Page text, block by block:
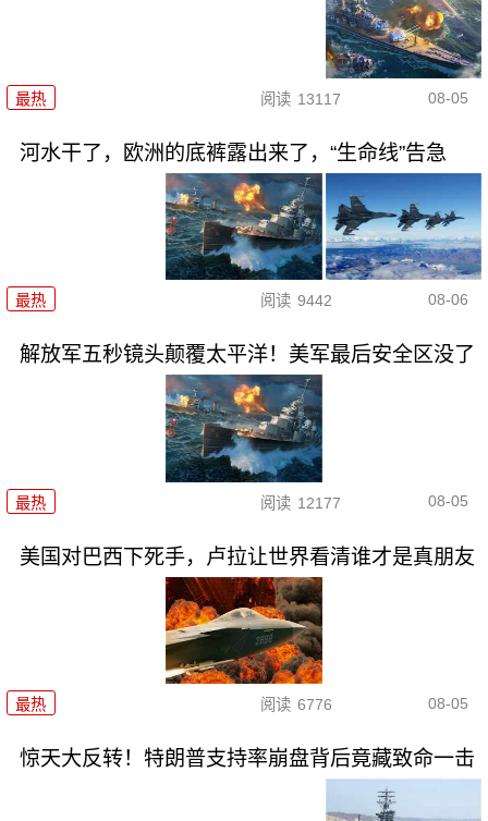
最热 阅读 13117 08-05
河水干了，欧洲的底裤露出来了，“生命线”告急
最热 阅读 9442 08-06
解放军五秒镜头颠覆太平洋！美军最后安全区没了
最热 阅读 12177 08-05
美国对巴西下死手，卢拉让世界看清谁才是真朋友
最热 阅读 6776 08-05
惊天大反转！特朗普支持率崩盘背后竟藏致命一击